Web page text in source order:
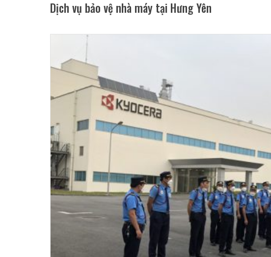
Dịch vụ bảo vệ nhà máy tại Hưng Yên